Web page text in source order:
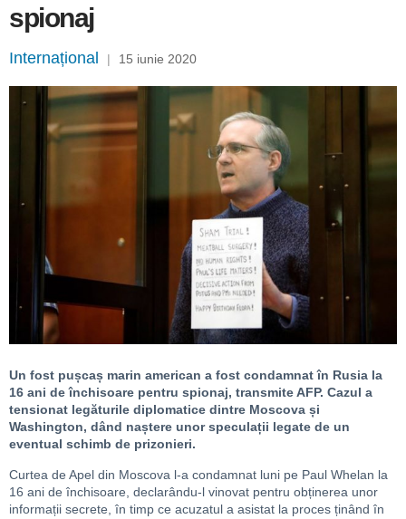
spionaj
Internațional | 15 iunie 2020
Un fost pușcaș marin american a fost condamnat în Rusia la
16 ani de închisoare pentru spionaj, transmite AFP. Cazul a
tensionat legăturile diplomatice dintre Moscova și
Washington, dând naștere unor speculații legate de un
eventual schimb de prizonieri.
Curtea de Apel din Moscova l-a condamnat luni pe Paul Whelan la
16 ani de închisoare, declarându-l vinovat pentru obținerea unor
informații secrete, în timp ce acuzatul a asistat la proces ținând în